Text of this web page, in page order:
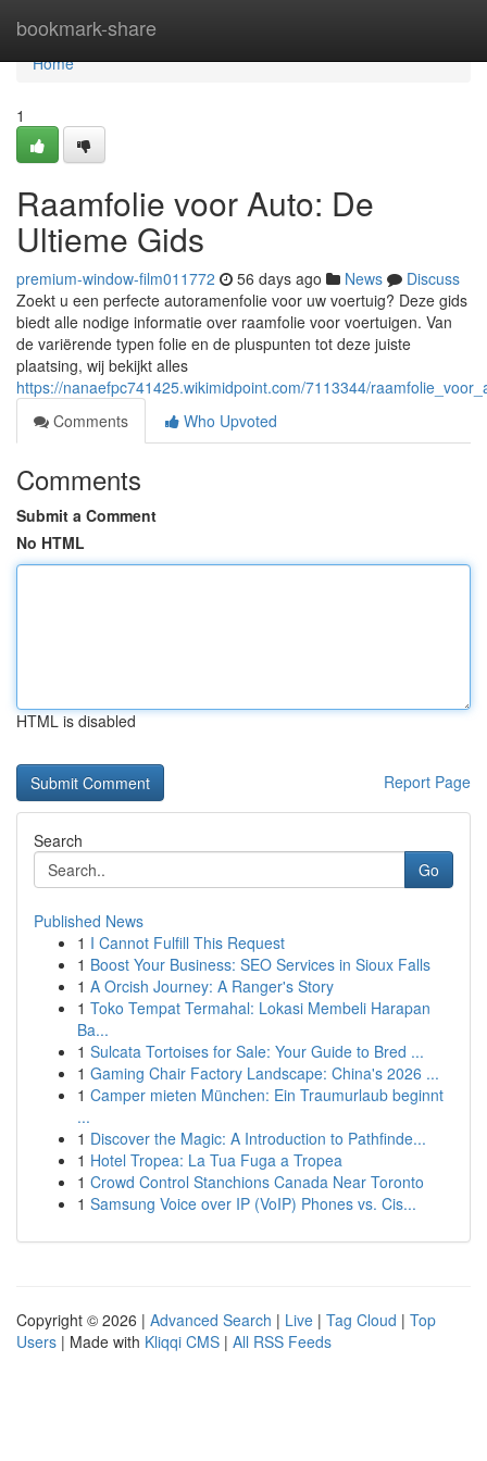
bookmark-share
Home
Home
1
Raamfolie voor Auto: De
Ultieme Gids
premium-window-film011772 56 days ago News
Discuss
Zoekt u een perfecte autoramenfolie voor uw voertuig? Deze gids
biedt alle nodige informatie over raamfolie voor voertuigen. Van
de variërende typen folie en de pluspunten tot deze juiste
plaatsing, wij bekijkt alles
https://nanaefpc741425.wikimidpoint.com/7113344/
Comments
Who Upvoted
Comments
Submit a Comment
No HTML
HTML is disabled
Report Page
Search
Go
Published News
1 I Cannot Fulfill This Request
1 Boost Your Business: SEO Services in Sioux Falls
1 A Orcish Journey: A Ranger's Story
1 Toko Tempat Termahal: Lokasi Membeli Harapan
Ba...
1 Sulcata Tortoises for Sale: Your Guide to Bred ...
1 Gaming Chair Factory Landscape: China's 2026 ...
1 Camper mieten München: Ein Traumurlaub beginnt
...
1 Discover the Magic: A Introduction to Pathfinde...
1 Hotel Tropea: La Tua Fuga a Tropea
1 Crowd Control Stanchions Canada Near Toronto
1 Samsung Voice over IP (VoIP) Phones vs. Cis...
Copyright © 2026 | Advanced Search | Live | Tag Cloud | Top
Users | Made with Kliqqi CMS | All RSS Feeds